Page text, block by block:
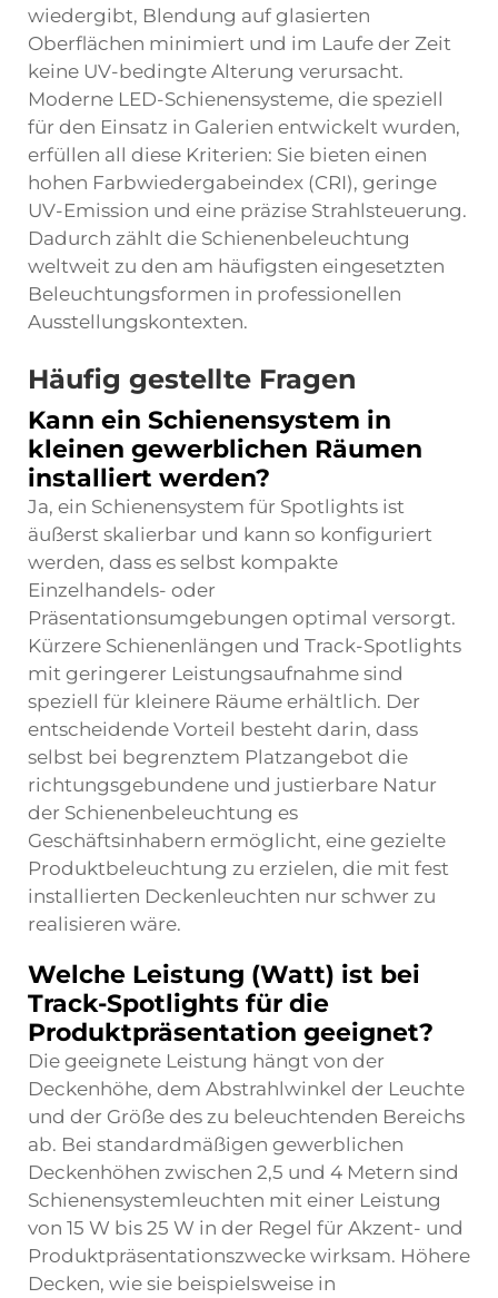
wiedergibt, Blendung auf glasierten
Oberflächen minimiert und im Laufe der Zeit
keine UV-bedingte Alterung verursacht.
Moderne LED-Schienensysteme, die speziell
für den Einsatz in Galerien entwickelt wurden,
erfüllen all diese Kriterien: Sie bieten einen
hohen Farbwiedergabeindex (CRI), geringe
UV-Emission und eine präzise Strahlsteuerung.
Dadurch zählt die Schienenbeleuchtung
weltweit zu den am häufigsten eingesetzten
Beleuchtungsformen in professionellen
Ausstellungskontexten.
Häufig gestellte Fragen
Kann ein Schienensystem in
kleinen gewerblichen Räumen
installiert werden?
Ja, ein Schienensystem für Spotlights ist
äußerst skalierbar und kann so konfiguriert
werden, dass es selbst kompakte
Einzelhandels- oder
Präsentationsumgebungen optimal versorgt.
Kürzere Schienenlängen und Track-Spotlights
mit geringerer Leistungsaufnahme sind
speziell für kleinere Räume erhältlich. Der
entscheidende Vorteil besteht darin, dass
selbst bei begrenztem Platzangebot die
richtungsgebundene und justierbare Natur
der Schienenbeleuchtung es
Geschäftsinhabern ermöglicht, eine gezielte
Produktbeleuchtung zu erzielen, die mit fest
installierten Deckenleuchten nur schwer zu
realisieren wäre.
Welche Leistung (Watt) ist bei
Track-Spotlights für die
Produktpräsentation geeignet?
Die geeignete Leistung hängt von der
Deckenhöhe, dem Abstrahlwinkel der Leuchte
und der Größe des zu beleuchtenden Bereichs
ab. Bei standardmäßigen gewerblichen
Deckenhöhen zwischen 2,5 und 4 Metern sind
Schienensystemleuchten mit einer Leistung
von 15 W bis 25 W in der Regel für Akzent- und
Produktpräsentationszwecke wirksam. Höhere
Decken, wie sie beispielsweise in